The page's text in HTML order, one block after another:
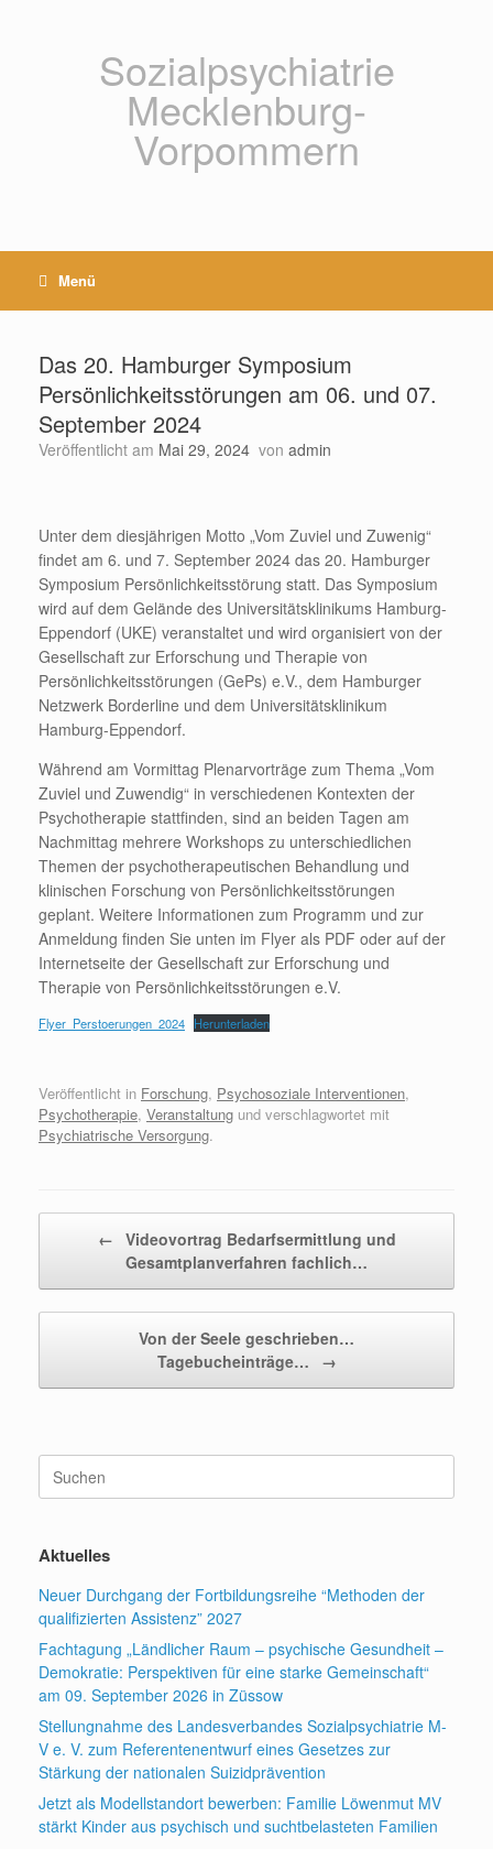
Sozialpsychiatrie
Mecklenburg-
Vorpommern
Menü
Das 20. Hamburger Symposium
Persönlichkeitsstörungen am 06. und 07.
September 2024
Veröffentlicht am Mai 29, 2024 von admin
Unter dem diesjährigen Motto „Vom Zuviel und Zuwenig“
findet am 6. und 7. September 2024 das 20. Hamburger
Symposium Persönlichkeitsstörung statt. Das Symposium
wird auf dem Gelände des Universitätsklinikums Hamburg-
Eppendorf (UKE) veranstaltet und wird organisiert von der
Gesellschaft zur Erforschung und Therapie von
Persönlichkeitsstörungen (GePs) e.V., dem Hamburger
Netzwerk Borderline und dem Universitätsklinikum
Hamburg-Eppendorf.
Während am Vormittag Plenarvorträge zum Thema „Vom
Zuviel und Zuwendig“ in verschiedenen Kontexten der
Psychotherapie stattfinden, sind an beiden Tagen am
Nachmittag mehrere Workshops zu unterschiedlichen
Themen der psychotherapeutischen Behandlung und
klinischen Forschung von Persönlichkeitsstörungen
geplant. Weitere Informationen zum Programm und zur
Anmeldung finden Sie unten im Flyer als PDF oder auf der
Internetseite der Gesellschaft zur Erforschung und
Therapie von Persönlichkeitsstörungen e.V.
Flyer_Perstoerungen_2024 Herunterladen
Veröffentlicht in Forschung, Psychosoziale Interventionen,
Psychotherapie, Veranstaltung und verschlagwortet mit
Psychiatrische Versorgung.
← Videovortrag Bedarfsermittlung und
Gesamtplanverfahren fachlich…
Von der Seele geschrieben…
Tagebucheinträge…
→
Suchen
nach:
Aktuelles
Neuer Durchgang der Fortbildungsreihe “Methoden der
qualifizierten Assistenz” 2027
Fachtagung „Ländlicher Raum – psychische Gesundheit –
Demokratie: Perspektiven für eine starke Gemeinschaft“
am 09. September 2026 in Züssow
Stellungnahme des Landesverbandes Sozialpsychiatrie M-
V e. V. zum Referentenentwurf eines Gesetzes zur
Stärkung der nationalen Suizidprävention
Jetzt als Modellstandort bewerben: Familie Löwenmut MV
stärkt Kinder aus psychisch und suchtbelasteten Familien